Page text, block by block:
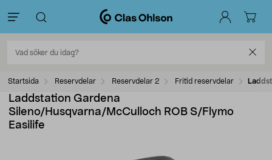
Startsida Reservdelar Reservdelar 2 Fritid reservdelar
Laddstation Gardena
Sileno/Husqvarna/McCulloch ROB S/Flymo
Easilife